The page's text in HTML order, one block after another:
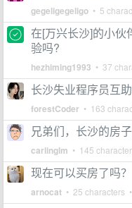
gegeligegeligo • 5
在[万兴长沙]的小伙
验吗?
hezhiming1993 • 37
长沙失业程序员互
forestCoder • 163
兄弟们，长沙的房
carlinglm • 145
现在可以买房了吗
arnocat • 25 characters